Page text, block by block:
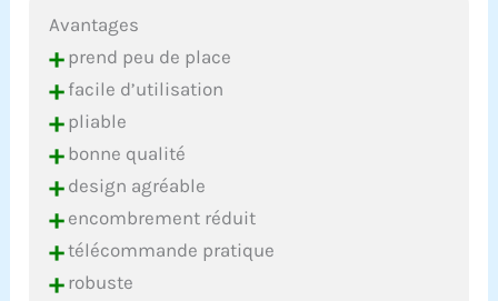
Avantages
+prend peu de place
+facile d’utilisation
+pliable
+bonne qualité
+design agréable
+encombrement réduit
+télécommande pratique
+robuste